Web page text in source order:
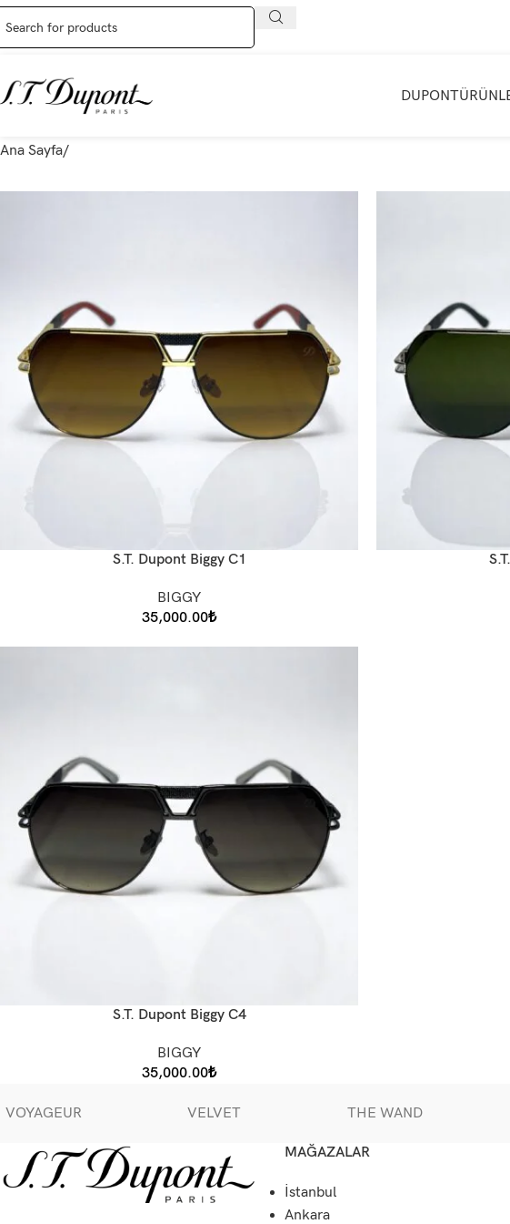
DUPONT
Ana Sayfa
S.T. Dupont Biggy C1
BIGGY
35,000.00₺
S.T. Dupont Biggy C4
BIGGY
35,000.00₺
VOYAGEUR VELVET THE WAND
MAĞAZALAR
İstanbul
Ankara